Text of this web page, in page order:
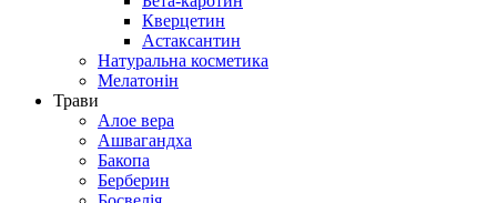
Кверцетин
Астаксантин
Натуральна косметика
Мелатонін
Трави
Алое вера
Ашвагандха
Бакопа
Берберин